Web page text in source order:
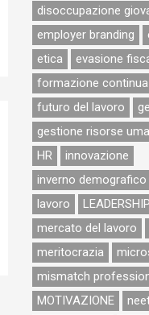
disoccupazione
employer branding
etica
evasione
formazione continua
futuro del lavoro
gestione risorse
HR
innovazione
inverno demografico
lavoro
LEADERSHIP
mercato del lavoro
meritocrazia
mismatch
MOTIVAZIONE